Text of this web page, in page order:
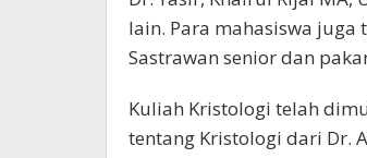
lain. Para mahasiswa
Sastrawan senior dan
Kuliah Kristologi telah
tentang Kristologi dari Dr.